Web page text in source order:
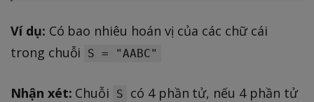
Ví dụ: Có bao nhiêu hoán vị của các chữ cái
trong chuỗi
S = "AABC"
Nhận xét: Chuỗi S
có 4 phần tử, nếu 4 phần tử